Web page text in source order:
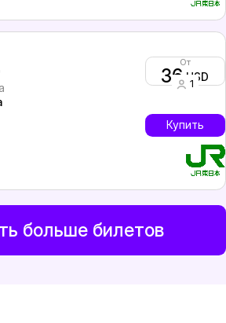
От
36 USD
1
Купить
больше билетов